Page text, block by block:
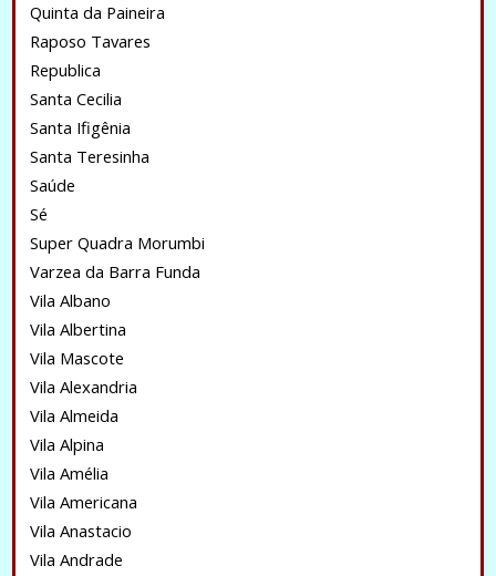
Quinta da Paineira
Raposo Tavares
Republica
Santa Cecilia
Santa Ifigênia
Santa Teresinha
Saúde
Sé
Super Quadra Morumbi
Varzea da Barra Funda
Vila Albano
Vila Albertina
Vila Mascote
Vila Alexandria
Vila Almeida
Vila Alpina
Vila Amélia
Vila Americana
Vila Anastacio
Vila Andrade